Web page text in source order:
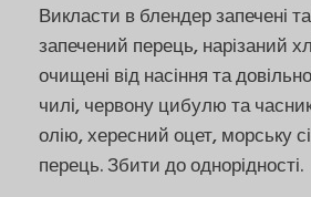
Викласти в блендер запечені
запечений перець, нарізаний
очищені від насіння та
чилі, червону цибулю та
олію, хересний оцет, морську
перець. Збити до однорідності.